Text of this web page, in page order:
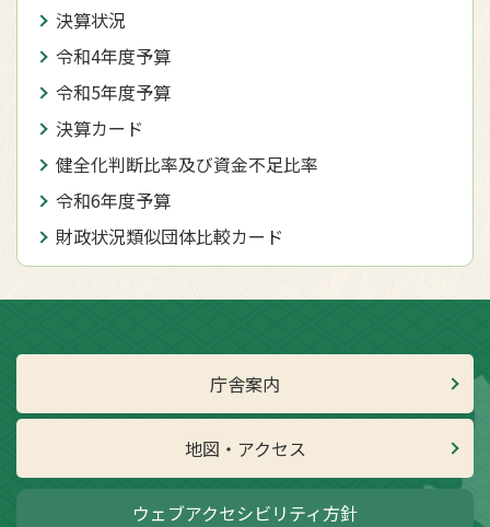
決算状況
令和4年度予算
令和5年度予算
決算カード
健全化判断比率及び資金不足比率
令和6年度予算
財政状況類似団体比較カード
庁舎案内
地図・アクセス
ウェブアクセシビリティ方針